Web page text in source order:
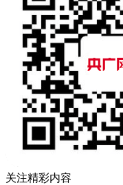
关注精彩内容